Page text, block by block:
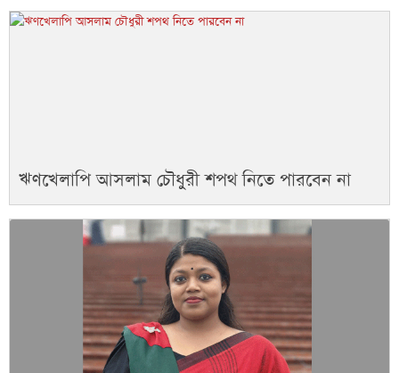
ঋণখেলাপি আসলাম চৌধুরী শপথ নিতে পারবেন না